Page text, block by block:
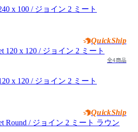
x 100 / ジョイン 2 ミート
QuickShip
全4商品
x 120 / ジョイン 2 ミート
QuickShip